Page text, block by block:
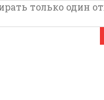
только один